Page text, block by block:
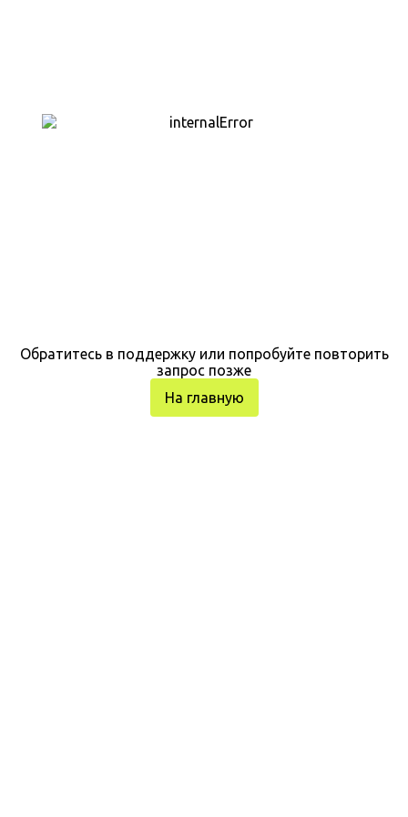
Обратитесь в поддержку или попробуйте повторить
запрос позже
На главную